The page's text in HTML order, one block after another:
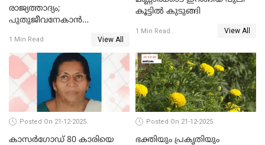
രാജ്യത്താദ്യം;
പുതുജീവനേകാൻ
എറണാകുളം സർക്കാർ
ജനറൽ
ആശുപത്രിയിലെത്തിച്ചു
1 Min Read View All
കൂട്ടിൽ കുടുങ്ങി
1 Min Read View All
Posted On 21-12-2025
കാസർഗോഡ് 80 കാരിയെ
Posted On 21-12-2025
ഭക്തിയും പ്രകൃതിയും